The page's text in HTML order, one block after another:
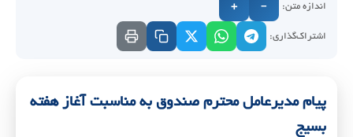
اندازه متن: −
+
اشتراک‌گذاری:
پیام مدیرعامل محترم صندوق به مناسبت آغاز هفته
بسیج